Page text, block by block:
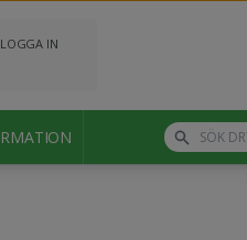
LOGGA IN